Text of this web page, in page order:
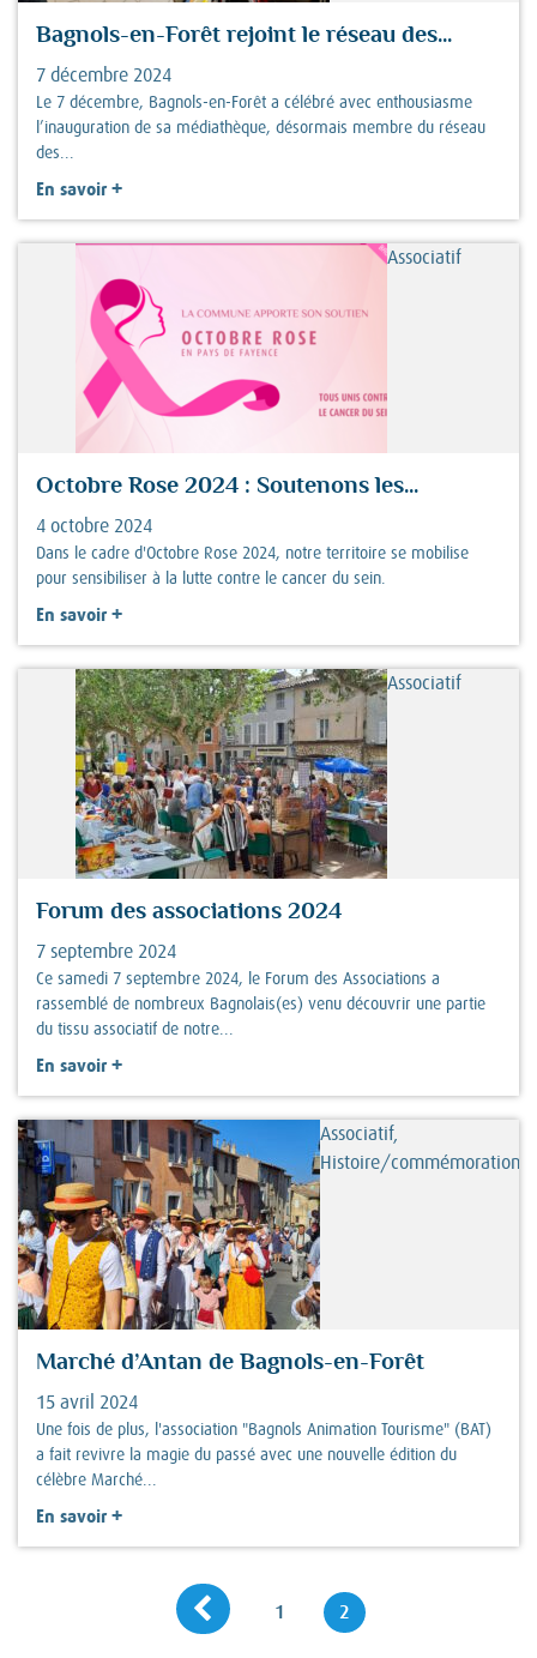
Bagnols-en-Forêt rejoint le réseau des...
7 décembre 2024
Le 7 décembre, Bagnols-en-Forêt a célébré avec enthousiasme
l’inauguration de sa médiathèque, désormais membre du réseau
des...
En savoir +
Associatif
Octobre Rose 2024 : Soutenons les...
4 octobre 2024
Dans le cadre d'Octobre Rose 2024, notre territoire se mobilise
pour sensibiliser à la lutte contre le cancer du sein.
En savoir +
Associatif
Forum des associations 2024
7 septembre 2024
Ce samedi 7 septembre 2024, le Forum des Associations a
rassemblé de nombreux Bagnolais(es) venu découvrir une partie
du tissu associatif de notre...
En savoir +
Associatif,
Histoire/commémorations
Marché d’Antan de Bagnols-en-Forêt
15 avril 2024
Une fois de plus, l'association "Bagnols Animation Tourisme" (BAT)
a fait revivre la magie du passé avec une nouvelle édition du
célèbre Marché...
En savoir +
Navigation
Page précédente
Page
1 Page
2